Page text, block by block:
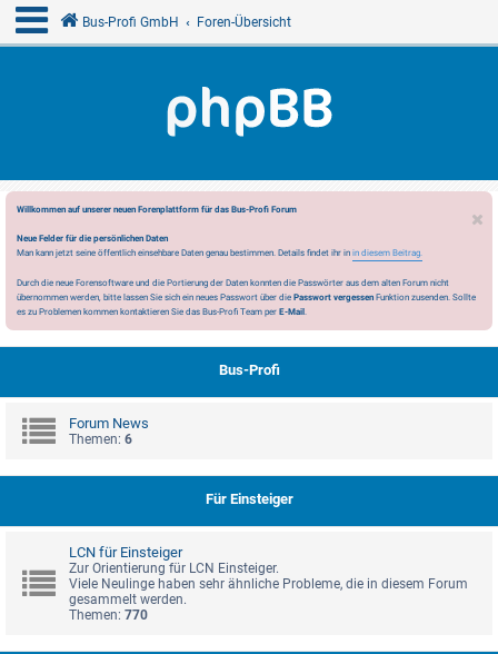
Bus-Profi GmbH Foren-Übersicht
Willkommen auf unserer neuen Forenplattform für das Bus-Profi Forum
Neue Felder für die persönlichen Daten
Man kann jetzt seine öffentlich einsehbare Daten genau bestimmen. Details findet ihr in in diesem Beitrag.
Durch die neue Forensoftware und die Portierung der Daten konnten die Passwörter aus dem alten Forum nicht
übernommen werden, bitte lassen Sie sich ein neues Passwort über die Passwort vergessen Funktion zusenden. Sollte
es zu Problemen kommen kontaktieren Sie das Bus-Profi Team per E-Mail.
Bus-Profi
Forum News
Themen: 6
Für Einsteiger
LCN für Einsteiger
Zur Orientierung für LCN Einsteiger.
Viele Neulinge haben sehr ähnliche Probleme, die in diesem Forum
gesammelt werden.
Themen: 770